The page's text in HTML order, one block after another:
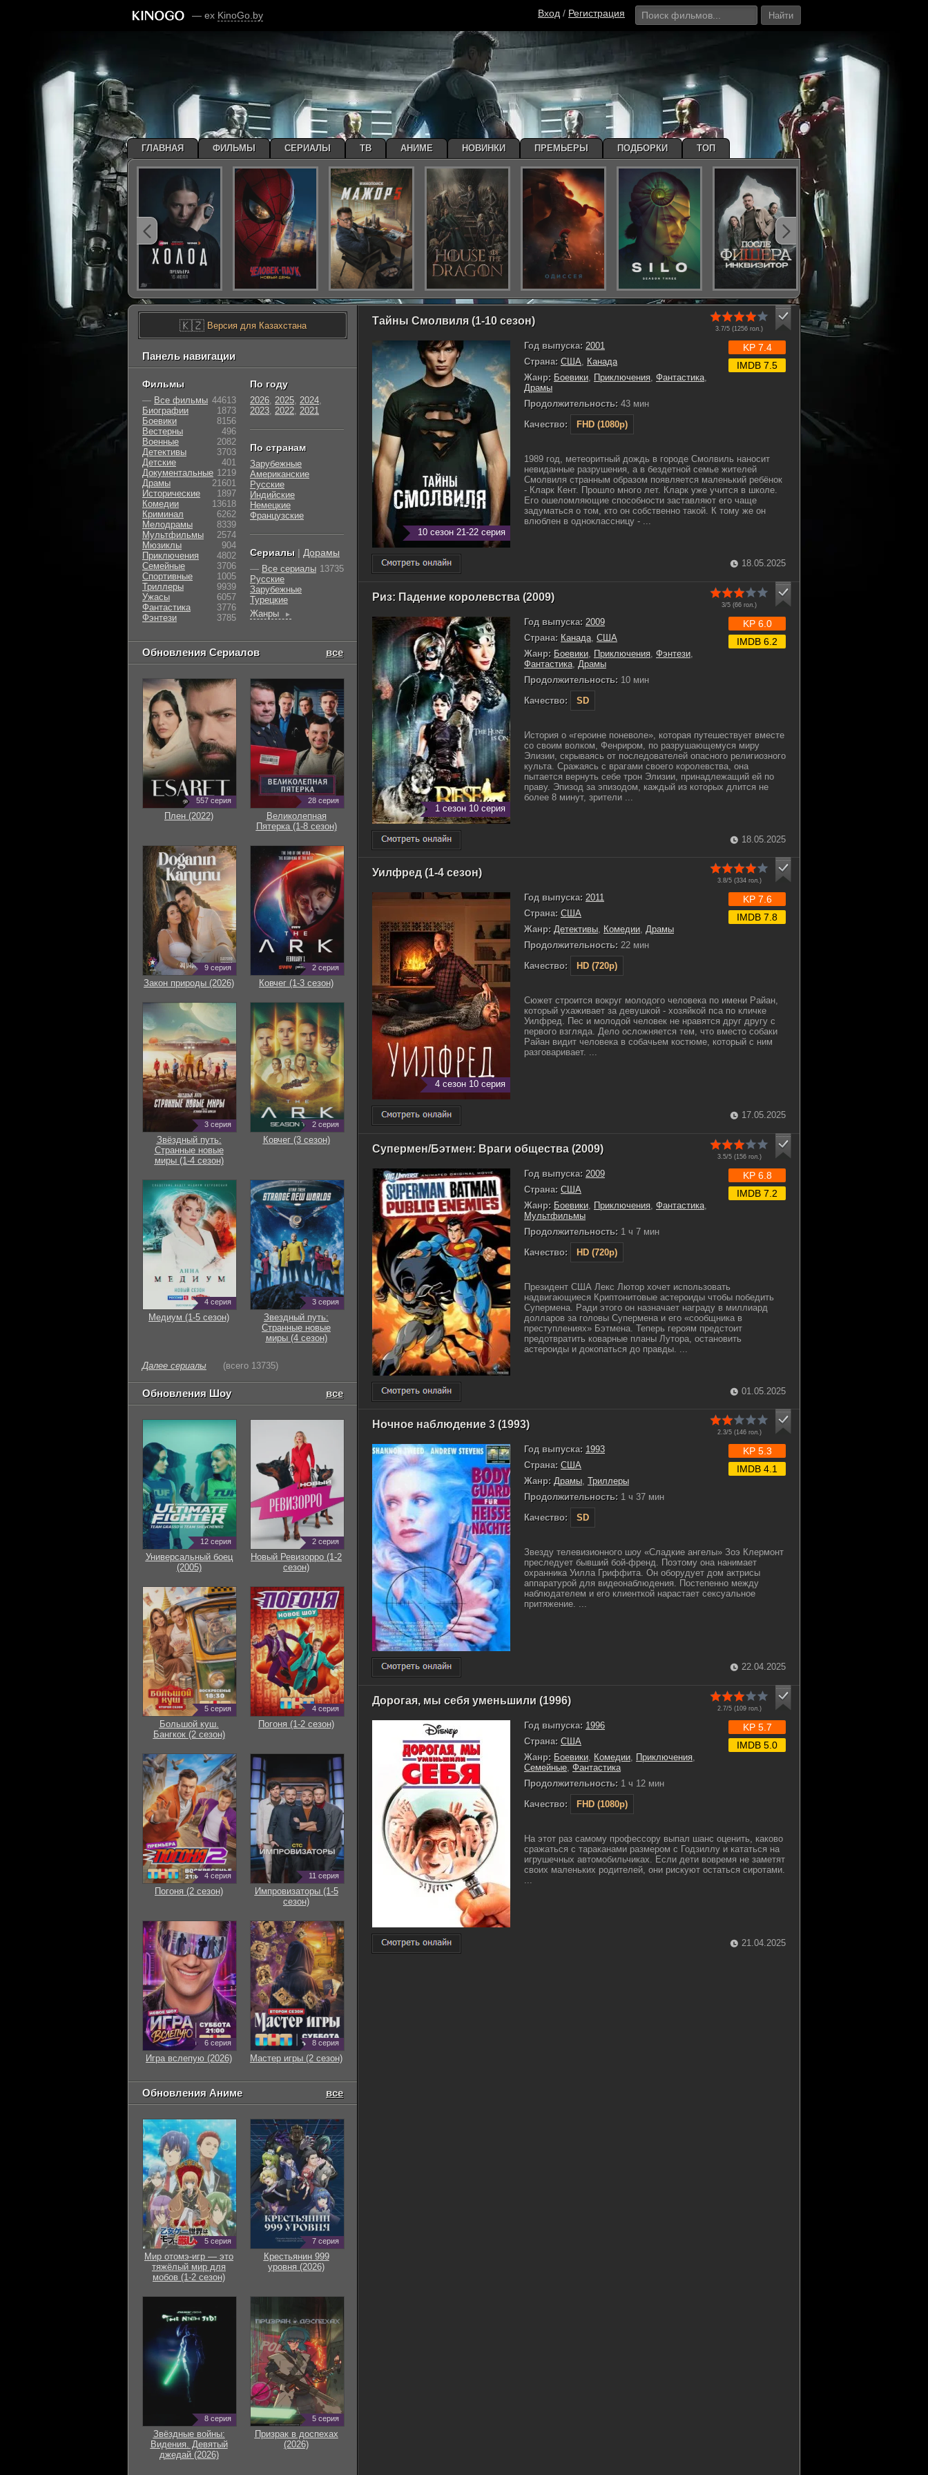
— ex KinoGo.by Вход / Регистрация Найти
Тайны Смолвиля (1-10 сезон)
3.7/5 (1256 гол.)
10 сезон 21-22 серия
Год выпуска: 2001
Страна: США, Канада
Жанр: Боевики, Приключения, Фантастика,
Драмы
Продолжительность: 43 мин
Качество:
FHD (1080p)
KP 7.4
IMDB 7.5
1989 год, метеоритный дождь в городе Смолвиль наносит
невиданные разрушения, а в бездетной семье жителей
Смолвиля странным образом появляется маленький ребёнок
- Кларк Кент. Прошло много лет. Кларк уже учится в школе.
Его ошеломляющие способности заставляют его чаще
задуматься о том, кто он собственно такой. К тому же он
влюблен в одноклассницу - ...
18.05.2025
Риз: Падение королевства (2009)
3/5 (66 гол.)
1 сезон 10 серия
Год выпуска: 2009
Страна: Канада США
Жанр: Боевики Приключения Фэнтези
Фантастика Драмы
Продолжительность: 10 мин
Качество:
SD
KP 6.0
IMDB 6.2
История о «героине поневоле», которая путешествует вместе
со своим волком, Фенриром, по разрушающемуся миру
Элизии, скрываясь от последователей опасного религиозного
культа. Сражаясь с врагами своего королевства, она
пытается вернуть себе трон Элизии, принадлежащий ей по
праву. Эпизод за эпизодом, каждый из которых длится не
более 8 минут, зрители ...
18.05.2025
Уилфред (1-4 сезон)
3.8/5 (334гол.)
4 сезон 10 серия
Год выпуска: 2011
Страна: США
Жанр: Детективы, Комедии, Драмы
Продолжительность: 22 мин
Качество:
HD (720p)
KP 7.6
IMDB 7.8
Сюжет строится вокруг молодого человека по имени Райан,
который ухаживает за девушкой - хозяйкой пса по кличке
Уилфред. Пес и молодой человек не нравятся друг другу с
первого взгляда. Дело осложняется тем, что вместо собаки
Райан видит человека в собачьем костюме, который с ним
разговаривает. ...
17.05.2025
Супермен/Бэтмен: Враги общества (2009)
3.5/5 (156гол.)
Год выпуска: 2009
Страна: США
Жанр: Боевики Приключения Фантастика
Мультфильмы
Продолжительность: 1 ч 7 мин
Качество:
HD (720p)
KP 6.8
IMDB 7.2
Президент США Лекс Лютор хочет использовать
надвигающиеся Криптонитовые астероиды чтобы победить
Супермена. Ради этого он назначает награду в миллиард
долларов за головы Супермена и его «сообщника в
преступлениях» Бэтмена. Теперь героям предстоит
предотвратить коварные планы Лутора, остановить
астероиды и докопаться до правды. ...
01.05.2025
Ночное наблюдение 3 (1993)
2.3/5 (146гол.)
Год выпуска: 1993
Страна: США
Жанр: Драмы, Триллеры
Продолжительность: 1 ч 37 мин
Качество:
SD
KP 5.3
IMDB 4.1
Звезду телевизионного шоу «Сладкие ангелы» Зоэ Клермонт
преследует бывший бой-френд. Поэтому она нанимает
охранника Уилла Гриффита. Он оборудует дом актрисы
аппаратурой для видеонаблюдения. Постепенно между
наблюдателем и его клиенткой нарастает сексуальное
притяжение. ...
22.04.2025
Дорогая, мы себя уменьшили (1996)
2.7/5 (109гол.)
Год выпуска: 1996
Страна: США
Жанр: Боевики Комедии Приключения
Семейные Фантастика
Продолжительность: 1 ч 12 мин
Качество:
FHD (1080p)
KP 5.7
IMDB 5.0
На этот раз самому профессору выпал шанс оценить, каково
сражаться с тараканами размером с Годзиллу и кататься на
игрушечных автомобильчиках. Если дети вовремя не заметят
своих маленьких родителей, они рискуют остаться сиротами.
21.04.2025
🇰🇿Версия для Казахстана
Панель навигации
Фильмы
— Все фильмы 44613
Биографии
1873
Боевики
8156
Вестерны
496
Военные
2082
Детективы
3703
Детские
401
Документальные 1219
Драмы
21601
Исторические
1897
Комедии
13618
Криминал
6262
Мелодрамы
8339
Мультфильмы
2574
Мюзиклы
904
Приключения
4802
Семейные
3706
Cпортивные
1005
Триллеры
9939
Ужасы
6057
Фантастика
3776
Фэнтези
3785
По году
2026, 2025, 2024,
2023, 2022, 2021
По странам
Зарубежные
Американские
Русские
Индийские
Немецкие
Французские
Сериалы | Дорамы
— Все сериалы 13735
Русские
Зарубежные
Турецкие
Жанры
►
Обновления Сериалов все
557 серия
Плен (2022)
28 серия
Великолепная
Пятерка (1-8 сезон)
9 серия
Закон природы (2026)
2 серия
Ковчег (1-3 сезон)
3 серия
Звёздный путь:
Странные новые
миры (1-4 сезон)
2 серия
Ковчег (3 сезон)
4 серия
Медиум (1-5 сезон)
3 серия
Звездный путь:
Странные новые
миры (4 сезон)
Далее сериалы (всего 13735)
Обновления Шоу все
12 серия
Универсальный боец
(2005)
2 серия
Новый Ревизорро (1-2
сезон)
5 серия
Большой куш.
Бангкок (2 сезон)
4 серия
Погоня (1-2 сезон)
4 серия
Погоня (2 сезон)
11 серия
Импровизаторы (1-5
сезон)
6 серия
Игра вслепую (2026)
8 серия
Мастер игры (2 сезон)
Обновления Аниме все
5 серия
Мир отомэ-игр — это
тяжёлый мир для
мобов (1-2 сезон)
7 серия
Крестьянин 999
уровня (2026)
8 серия
Звёздные войны:
Видения. Девятый
джедай (2026)
5 серия
Призрак в доспехах
(2026)
ГЛАВНАЯ ФИЛЬМЫ СЕРИАЛЫ ТВ АНИМЕ НОВИНКИ ПРЕМЬЕРЫ ПОДБОРКИ ТОП